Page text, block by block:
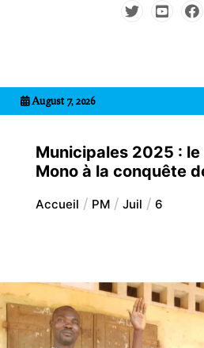
August 7, 2026
Municipales 2025 : le
Mono à la conquête
Accueil PM Juil 6